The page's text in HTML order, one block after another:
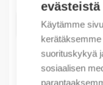
evästeistä
Käytämme
suorituskykyä
sosiaalisen
Tuotekoodit